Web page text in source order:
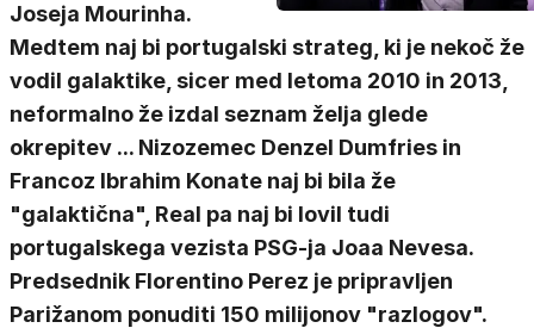
Joseja Mourinha.
Medtem naj bi portugalski strateg, ki je nekoč že
vodil galaktike, sicer med letoma 2010 in 2013,
neformalno že izdal seznam želja glede
okrepitev ... Nizozemec Denzel Dumfries in
Francoz Ibrahim Konate naj bi bila že
"galaktična", Real pa naj bi lovil tudi
portugalskega vezista PSG-ja Joaa Nevesa.
Predsednik Florentino Perez je pripravljen
Parižanom ponuditi 150 milijonov "razlogov".